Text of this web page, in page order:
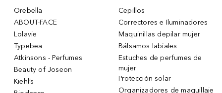
Orebella
ABOUT-FACE
Lolavie
Typebea
Atkinsons - Perfumes
Beauty of Joseon
Kiehl’s
Cepillos
Correctores e Iluminadores
Maquinillas depilar mujer
Bálsamos labiales
Estuches de perfumes de
mujer
Protección solar
Organizadores de maquillaje